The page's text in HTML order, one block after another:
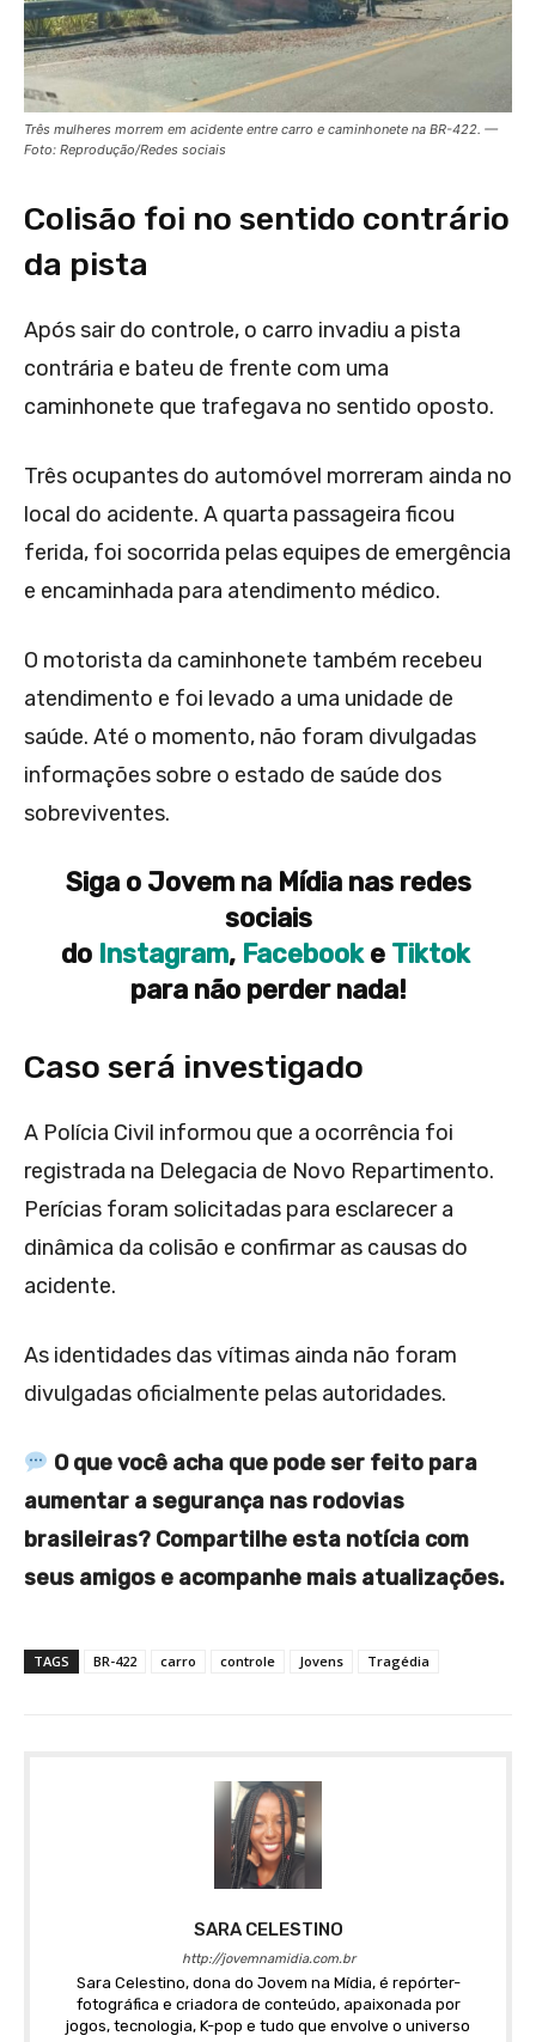
Três mulheres morrem em acidente entre carro e caminhonete na BR-422. —
Foto: Reprodução/Redes sociais
Colisão foi no sentido contrário
da pista
Após sair do controle, o carro invadiu a pista
contrária e bateu de frente com uma
caminhonete que trafegava no sentido oposto.
Três ocupantes do automóvel morreram ainda no
local do acidente. A quarta passageira ficou
ferida, foi socorrida pelas equipes de emergência
e encaminhada para atendimento médico.
O motorista da caminhonete também recebeu
atendimento e foi levado a uma unidade de
saúde. Até o momento, não foram divulgadas
informações sobre o estado de saúde dos
sobreviventes.
Siga o Jovem na Mídia nas redes
sociais
do Instagram, Facebooke Tiktok
para não perder nada!
Caso será investigado
A Polícia Civil informou que a ocorrência foi
registrada na Delegacia de Novo Repartimento.
Perícias foram solicitadas para esclarecer a
dinâmica da colisão e confirmar as causas do
acidente.
As identidades das vítimas ainda não foram
divulgadas oficialmente pelas autoridades.
O que você acha que pode ser feito para
aumentar a segurança nas rodovias
brasileiras? Compartilhe esta notícia com
seus amigos e acompanhe mais atualizações.
TAGS BR-422 carro controle Jovens Tragédia
SARA CELESTINO
http://jovemnamidia.com.br
Sara Celestino, dona do Jovem na Mídia, é repórter-
fotográfica e criadora de conteúdo, apaixonada por
jogos, tecnologia, K-pop e tudo que envolve o universo